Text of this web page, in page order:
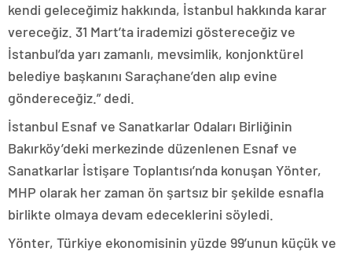
kendi geleceğimiz hakkında, İstanbul hakkında karar
vereceğiz. 31 Mart’ta irademizi göstereceğiz ve
İstanbul’da yarı zamanlı, mevsimlik, konjonktürel
belediye başkanını Saraçhane’den alıp evine
göndereceğiz.” dedi.
İstanbul Esnaf ve Sanatkarlar Odaları Birliğinin
Bakırköy’deki merkezinde düzenlenen Esnaf ve
Sanatkarlar İstişare Toplantısı’nda konuşan Yönter,
MHP olarak her zaman ön şartsız bir şekilde esnafla
birlikte olmaya devam edeceklerini söyledi.
Yönter, Türkiye ekonomisinin yüzde 99’unun küçük ve